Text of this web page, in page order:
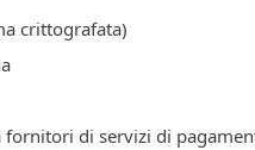
crittografata)
di servizi di